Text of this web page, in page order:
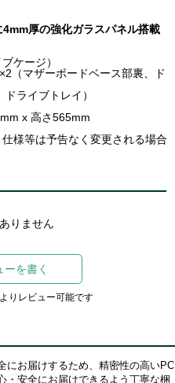
厚の強化ガラスパネル搭載
ケージ）
（マザーボードベース部裏、ド
ライブトレイ）
x 高さ565mm
様等は予告なく変更される場合
りません
を書く
りレビュー可能です
にお届けするため、精密性の高いPC
・安全にお届けできるよう丁寧な梱